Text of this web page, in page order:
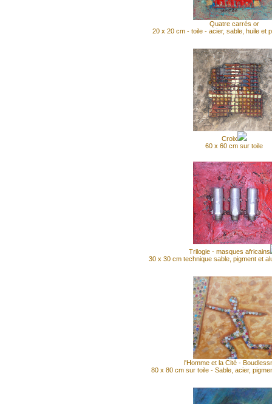
Quatre carrés or
20 x 20 cm - toile - acier, sable, huile et
Croix
60 x 60 cm sur toile
Trilogie - masques africains
30 x 30 cm technique sable, pigment et
l'Homme et la Cité -
80 x 80 cm sur toile - Sable, acier,